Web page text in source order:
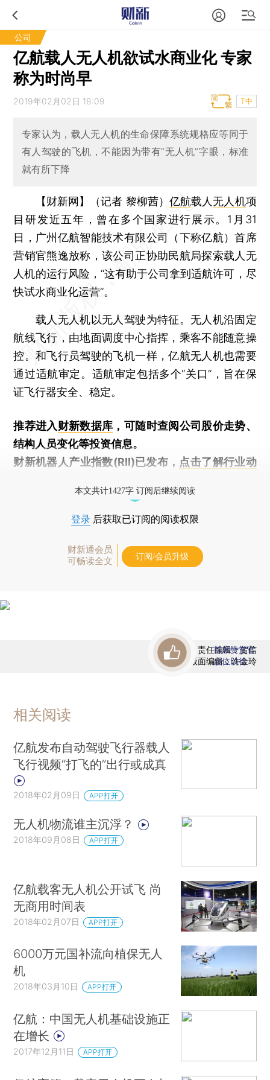
公司
亿航载人无人机欲试水商业化 专家
称为时尚早
2019年02月02日 18:09 T中
专家认为，载人无人机的生命保障系统规格应等同于
有人驾驶的飞机，不能因为带有“无人机”字眼，标准
就有所下降
【财新网】（记者 黎柳茜） 亿航载人 无人机项
目研发近五年，曾在多个国家进行展示。1月31
日，广州亿航智能技术有限公司（下称亿航）首席
营销官熊逸放称，该公司正协助民航局探索载人无
人机的运行风险，“这有助于公司拿到适航许可，尽
快试水商业化运营”。
载人无人机以无人驾驶为特征。无人机沿固定
航线飞行，由地面调度中心指挥，乘客不能随意操
控。和飞行员驾驶的飞机一样，亿航无人机也需要
通过适航审定。适航审定包括多个“关口”，旨在保
证飞行器安全、稳定。
推荐进入财新数据库 ，可随时查阅公司股价走势、
结构人员变化等投资信息。
财新机器人产业指数(RII)已发布， 点击了解行业动
本文共计1427字 订阅后继续阅读
登录 后获取已订阅的阅读权限
财新通会员
可畅读全文
订阅/会员升级
责任编辑：贺信
版面编辑：许金玲
首席赞赏官
虚位以待
相关阅读
亿航发布自动驾驶飞行器载人
飞行视频“打飞的”出行或成真
2018年02月09日 APP打开
无人机物流谁主沉浮？
2018年09月08日 APP打开
亿航载客无人机公开试飞 尚
无商用时间表
2018年02月07日 APP打开
6000万元国补流向植保无人
机
2018年03月10日 APP打开
亿航：中国无人机基础设施正
在增长
2017年12月11日 APP打开